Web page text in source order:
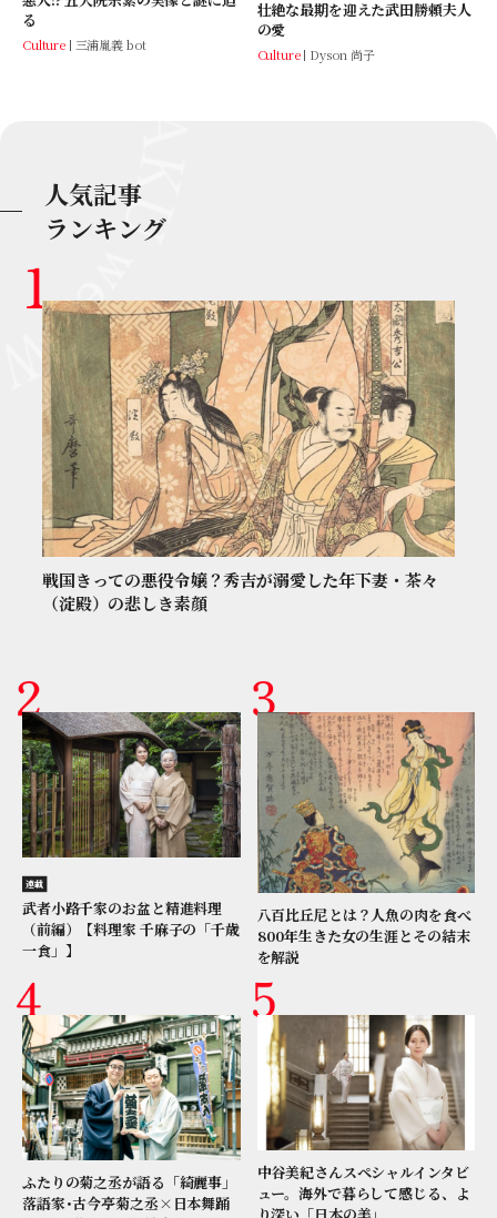
る
Culture 三浦胤義 bot
壮絶な最期を迎えた武田勝頼夫人
の愛
Culture Dyson 尚子
人気記事
ランキング
戦国きっての悪役令嬢？秀吉が溺愛した年下妻・茶々
（淀殿）の悲しき素顔
連載
武者小路千家のお盆と精進料理
（前編）【料理家 千麻子の「千歳
一食」】
八百比丘尼とは？人魚の肉を食べ
800年生きた女の生涯とその結末
を解説
ふたりの菊之丞が語る「綺麗事」
落語家･古今亭菊之丞×日本舞踊
中谷美紀さんスペシャルインタビ
ュー。海外で暮らして感じる、よ
り深い「日本の美」